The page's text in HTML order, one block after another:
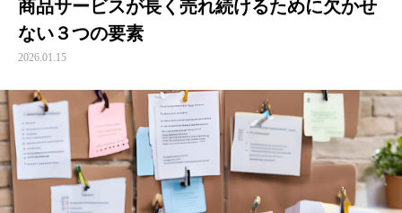
商品サービスが長く売れ続けるために欠かせ
ない３つの要素
2026.01.15